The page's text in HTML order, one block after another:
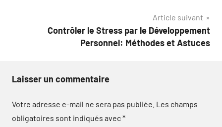
Article suivant
Contrôler le Stress par le Développement
Personnel: Méthodes et Astuces
Laisser un commentaire
Votre adresse e-mail ne sera pas publiée. Les champs
obligatoires sont indiqués avec*